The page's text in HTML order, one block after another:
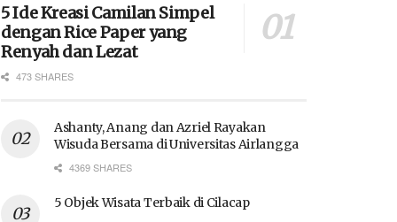
5 Ide Kreasi Camilan Simpel
dengan Rice Paper yang
Renyah dan Lezat
473 SHARES
Ashanty, Anang dan Azriel Rayakan
Wisuda Bersama di Universitas Airlangga
4369 SHARES
5 Objek Wisata Terbaik di Cilacap